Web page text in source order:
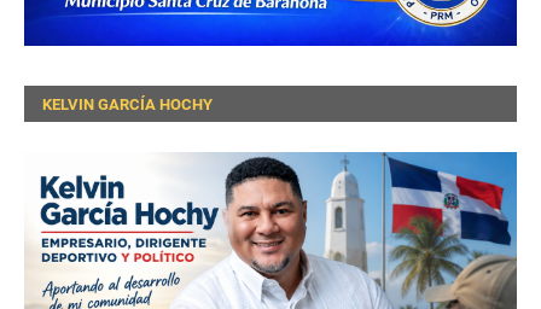
KELVIN GARCÍA HOCHY